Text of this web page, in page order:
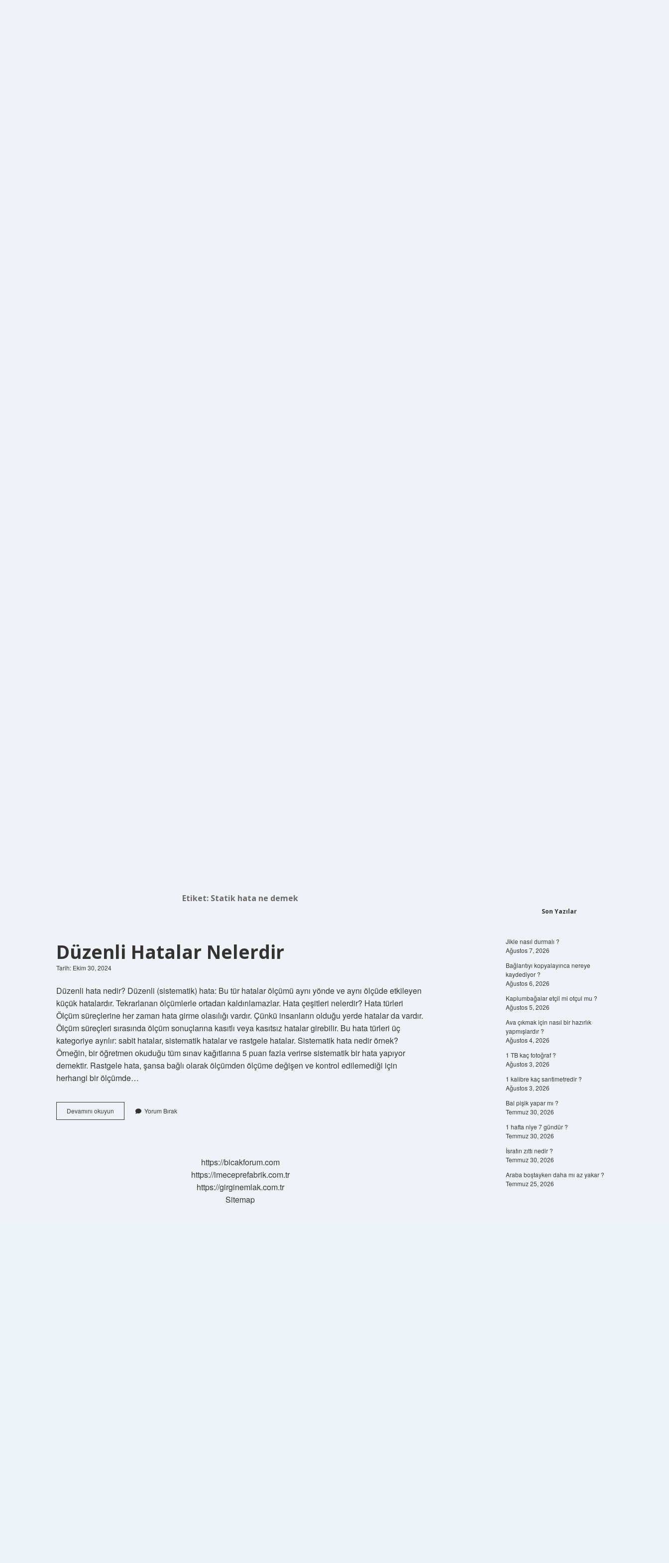
Etiket: Statik hata ne demek
Düzenli Hatalar Nelerdir
Tarih: Ekim 30, 2024
Düzenli hata nedir? Düzenli (sistematik) hata: Bu tür hatalar ölçümü aynı yönde ve aynı ölçüde etkileyen
küçük hatalardır. Tekrarlanan ölçümlerle ortadan kaldırılamazlar. Hata çeşitleri nelerdir? Hata türleri
Ölçüm süreçlerine her zaman hata girme olasılığı vardır. Çünkü insanların olduğu yerde hatalar da vardır.
Ölçüm süreçleri sırasında ölçüm sonuçlarına kasıtlı veya kasıtsız hatalar girebilir. Bu hata türleri üç
kategoriye ayrılır: sabit hatalar, sistematik hatalar ve rastgele hatalar. Sistematik hata nedir örnek?
Örneğin, bir öğretmen okuduğu tüm sınav kağıtlarına 5 puan fazla verirse sistematik bir hata yapıyor
demektir. Rastgele hata, şansa bağlı olarak ölçümden ölçüme değişen ve kontrol edilemediği için
herhangi bir ölçümde…
Devamını okuyun
Hatalar
Yorum Bırak
https://bicakforum.com
https://imeceprefabrik.com.tr
https://girginemlak.com.tr
Sitemap
Son Yazılar
Jikle nasıl durmalı ?
Ağustos 7, 2026
Bağlantıyı kopyalayınca nereye
kaydediyor ?
Ağustos 6, 2026
Kaplumbağalar etçil mi otçul mu ?
Ağustos 5, 2026
Ava çıkmak için nasıl bir hazırlık
yapmışlardır ?
Ağustos 4, 2026
1 TB kaç fotoğraf ?
Ağustos 3, 2026
1 kalibre kaç santimetredir ?
Ağustos 3, 2026
Bal pişik yapar mı ?
Temmuz 30, 2026
1 hafta niye 7 gündür ?
Temmuz 30, 2026
İsrafın zıttı nedir ?
Temmuz 30, 2026
Araba boştayken daha mı az yakar ?
Temmuz 25, 2026